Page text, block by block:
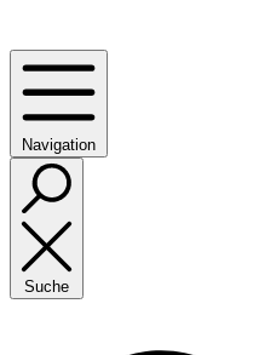
Navigation
Suche